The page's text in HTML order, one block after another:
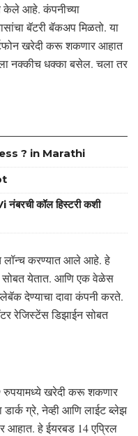
केले आहे. कंपनीच्या
बॅटरी बॅकअप मिळतो. या
खरेदी करू शकणार आहात
नक्कीच धक्का बसेल. चला तर
? in Marathi
कॉल हिस्टरी कशी
लॉन्च करण्यात आले आहे. हे
सोबत येतात. आणि एक वेळेस
देण्याचा दावा कंपनी करते.
रेजिस्टेंस डिझाईन सोबत
रुपयामध्ये खरेदी करू शकणार
ग्रे, नेव्ही आणि लाईट ब्लेझ
हे ईयरबड 14 एप्रिल